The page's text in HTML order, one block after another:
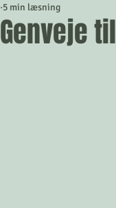
Kost
Genveje
5 min læsning